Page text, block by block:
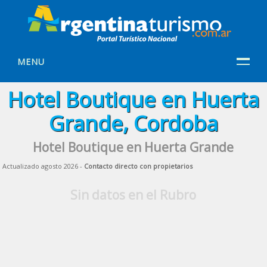
MENU
Hotel Boutique en Huerta
Grande, Cordoba
Hotel Boutique en Huerta Grande
Actualizado agosto 2026 - Contacto directo con propietarios
Sin datos en el Rubro